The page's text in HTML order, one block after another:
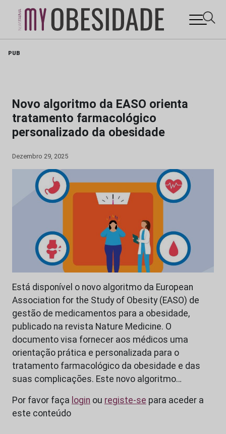
PUB
Novo algoritmo da EASO orienta
tratamento farmacológico
personalizado da obesidade
Dezembro 29, 2025
Está disponível o novo algoritmo da European
Association for the Study of Obesity (EASO) de
gestão de medicamentos para a obesidade,
publicado na revista Nature Medicine. O
documento visa fornecer aos médicos uma
orientação prática e personalizada para o
tratamento farmacológico da obesidade e das
suas complicações. Este novo algoritmo…
Por favor faça login ou registe-se para aceder a
este conteúdo